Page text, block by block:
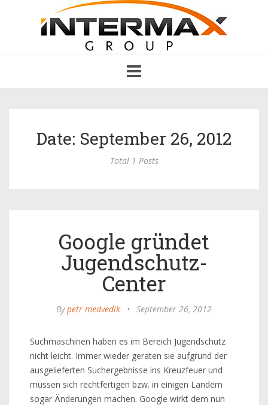
navigation
Date: September 26, 2012
Total 1 Posts
Google gründet
Jugendschutz-
Center
Bypetr medvedik • September 26, 2012
Suchmaschinen haben es im Bereich Jugendschutz
nicht leicht. Immer wieder geraten sie aufgrund der
ausgelieferten Suchergebnisse ins Kreuzfeuer und
müssen sich rechtfertigen bzw. in einigen Ländern
sogar Änderungen machen. Google wirkt dem nun